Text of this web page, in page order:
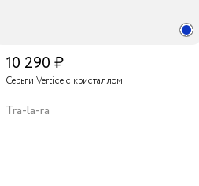
10 290 ₽
Серьги Vertice с кристаллом
Tra-la-ra